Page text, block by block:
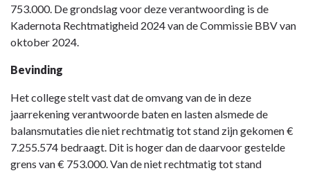
753.000. De grondslag voor deze verantwoording is de
Kadernota Rechtmatigheid 2024 van de Commissie BBV van
oktober 2024.
Bevinding
Het college stelt vast dat de omvang van de in deze
jaarrekening verantwoorde baten en lasten alsmede de
balansmutaties die niet rechtmatig tot stand zijn gekomen €
7.255.574 bedraagt. Dit is hoger dan de daarvoor gestelde
grens van € 753.000. Van de niet rechtmatig tot stand